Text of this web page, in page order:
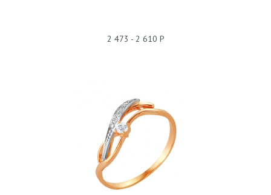
2 473 - 2 610 Р
КОЛЬЦО БЕЗ ПОКРЫТИЯ, ФИАНИТ, 228232